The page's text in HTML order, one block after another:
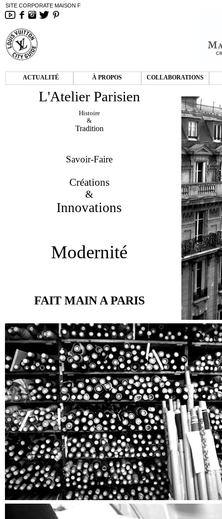
Histoire
&
Tradition
Savoir-Faire
Créations
&
Innovations
Modernité
FAIT MAIN A PARIS
L'Atelier Parisien
SITE CORPORATE MAISON F
ACTUALITÉ À PROPOS COLLABORATIONS